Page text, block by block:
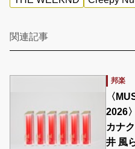
関連記事
邦楽
〈
2026
カナ
井 風